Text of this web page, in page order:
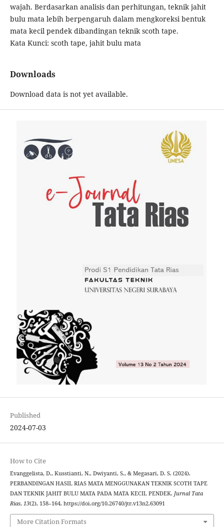
wajah. Berdasarkan analisis dan perhitungan, teknik jahit
bulu mata lebih berpengaruh dalam mengkoreksi bentuk
mata kecil pendek dibandingan teknik scoth tape.
Kata Kunci: scoth tape, jahit bulu mata
Downloads
Download data is not yet available.
Published
2024-07-03
How to Cite
Evanggelista, D., Kusstianti, N., Dwiyanti, S., & Megasari, D. S. (2024).
PERBANDINGAN HASIL RIAS MATA MENGGUNAKAN TEKNIK SCOTH TAPE
DAN TEKNIK JAHIT BULU MATA PADA MATA KECIL PENDEK. Jurnal Tata
Rias, 13(2), 158–164. https://doi.org/10.26740/jtr.v13n2.63091
More Citation Formats